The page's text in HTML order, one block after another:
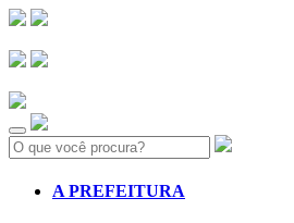
Search:
A PREFEITURA